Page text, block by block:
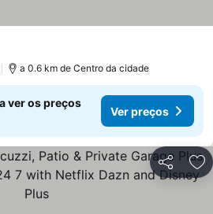
a 0.6 km de Centro da cidade
ver os preços
Ver preços
Partilhar